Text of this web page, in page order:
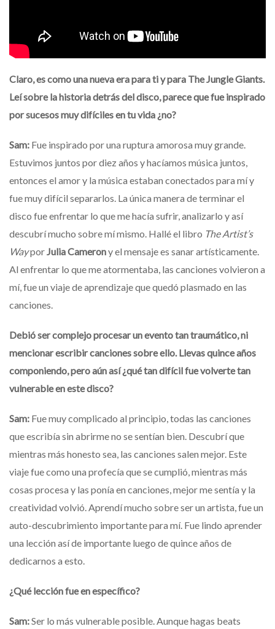
Claro, es como una nueva era para ti y para The Jungle Giants.
Leí sobre la historia detrás del disco, parece que fue inspirado
por sucesos muy difíciles en tu vida ¿no?
Sam: Fue inspirado por una ruptura amorosa muy grande.
Estuvimos juntos por diez años y hacíamos música juntos,
entonces el amor y la música estaban conectados para mí y
fue muy difícil separarlos. La única manera de terminar el
disco fue enfrentar lo que me hacía sufrir, analizarlo y así
descubrí mucho sobre mí mismo. Hallé el libro The Artist’s
WayporJulia Camerony el mensaje es sanar artísticamente.
Al enfrentar lo que me atormentaba, las canciones volvieron a
mí, fue un viaje de aprendizaje que quedó plasmado en las
canciones.
Debió ser complejo procesar un evento tan traumático, ni
mencionar escribir canciones sobre ello. Llevas quince años
componiendo, pero aún así ¿qué tan difícil fue volverte tan
vulnerable en este disco?
Sam: Fue muy complicado al principio, todas las canciones
que escribía sin abrirme no se sentían bien. Descubrí que
mientras más honesto sea, las canciones salen mejor. Este
viaje fue como una profecía que se cumplió, mientras más
cosas procesa y las ponía en canciones, mejor me sentía y la
creatividad volvió. Aprendí mucho sobre ser un artista, fue un
auto-descubrimiento importante para mí. Fue lindo aprender
una lección así de importante luego de quince años de
dedicarnos a esto.
¿Qué lección fue en específico?
Sam:Ser lo más vulnerable posible. Aunque hagas beats